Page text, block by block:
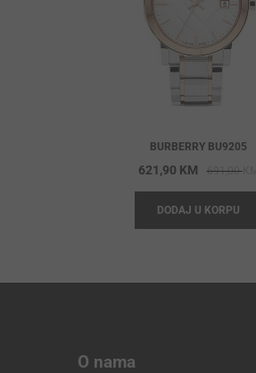
BURBERRY BU9205
691,00KM
621,90 KM
DODAJ U KORPU
O nama